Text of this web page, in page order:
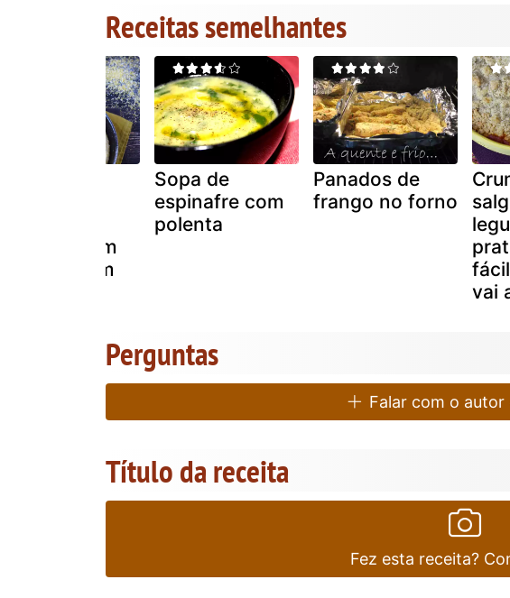
Receitas semelhantes
(sem
e sem
Sopa de
espinafre com
polenta
Panados de
frango no forno
vai
Perguntas
Falar com o autor
Título da receita
Fez esta receita?